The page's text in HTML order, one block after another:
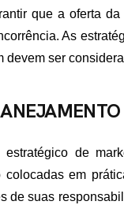
que a oferta
As
devem ser
estratégico de
em
de suas